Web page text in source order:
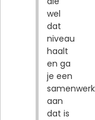
wel
dat
niveau
haalt
en ga
je een
aan
dat is